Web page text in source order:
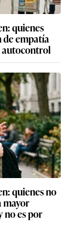
quienes
de empatía
autocontrol
quienes no
mayor
no es por